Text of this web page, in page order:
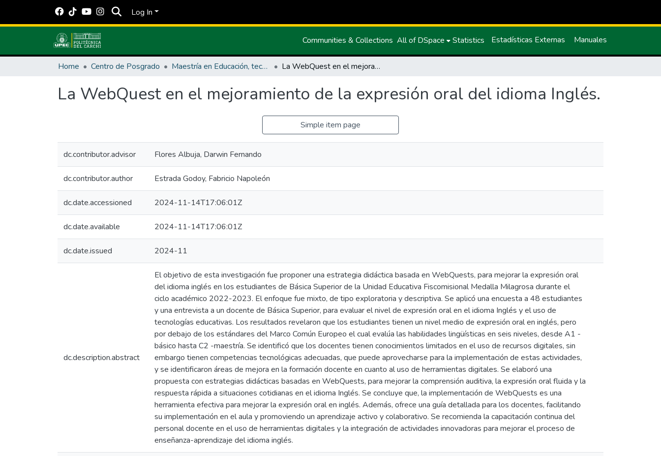
Log In
Communities & Collections All of DSpace Statistics Estadísticas Externas Manuales
Home Centro de Posgrado Maestría en Educación, tecnología e innovación. La WebQuest en el mejoramiento de la expresión oral del idioma Inglés.
La WebQuest en el mejoramiento de la expresión oral del idioma Inglés.
Simple item page
dc.contributor.advisor Flores Albuja, Darwin Fernando
dc.contributor.author Estrada Godoy, Fabricio Napoleón
dc.date.accessioned 2024-11-14T17:06:01Z
dc.date.available 2024-11-14T17:06:01Z
dc.date.issued 2024-11
dc.description.abstract
El objetivo de esta investigación fue proponer una estrategia didáctica basada en WebQuests, para mejorar la expresión oral
del idioma inglés en los estudiantes de Básica Superior de la Unidad Educativa Fiscomisional Medalla Milagrosa durante el
ciclo académico 2022-2023. El enfoque fue mixto, de tipo exploratoria y descriptiva. Se aplicó una encuesta a 48 estudiantes
y una entrevista a un docente de Básica Superior, para evaluar el nivel de expresión oral en el idioma Inglés y el uso de
tecnologías educativas. Los resultados revelaron que los estudiantes tienen un nivel medio de expresión oral en inglés, pero
por debajo de los estándares del Marco Común Europeo el cual evalúa las habilidades lingüísticas en seis niveles, desde A1 -
básico hasta C2 -maestría. Se identificó que los docentes tienen conocimientos limitados en el uso de recursos digitales, sin
embargo tienen competencias tecnológicas adecuadas, que puede aprovecharse para la implementación de estas actividades,
y se identificaron áreas de mejora en la formación docente en cuanto al uso de herramientas digitales. Se elaboró una
propuesta con estrategias didácticas basadas en WebQuests, para mejorar la comprensión auditiva, la expresión oral fluida y la
respuesta rápida a situaciones cotidianas en el idioma Inglés. Se concluye que, la implementación de WebQuests es una
herramienta efectiva para mejorar la expresión oral en inglés. Además, ofrece una guía detallada para los docentes, facilitando
su implementación en el aula y promoviendo un aprendizaje activo y colaborativo. Se recomienda la capacitación continua del
personal docente en el uso de herramientas digitales y la integración de actividades innovadoras para mejorar el proceso de
enseñanza-aprendizaje del idioma inglés.